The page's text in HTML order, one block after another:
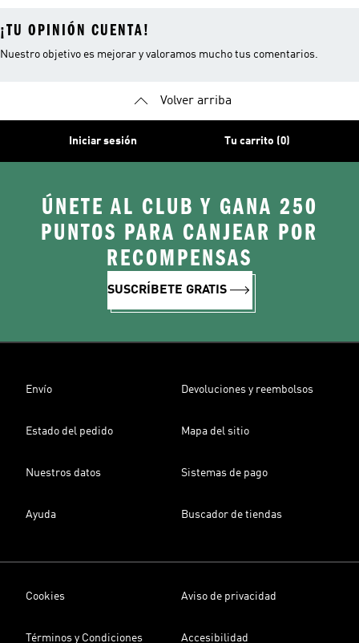
¡TU OPINIÓN CUENTA!
Nuestro objetivo es mejorar y valoramos mucho tus comentarios.
Volver arriba
Iniciar sesión Tu carrito (0)
ÚNETE AL CLUB Y GANA 250
PUNTOS PARA CANJEAR POR
RECOMPENSAS
SUSCRÍBETE GRATIS
Envío Devoluciones y reembolsos
Estado del pedido Mapa del sitio
Nuestros datos Sistemas de pago
Ayuda Buscador de tiendas
Cookies Aviso de privacidad
Términos y Condiciones Accesibilidad